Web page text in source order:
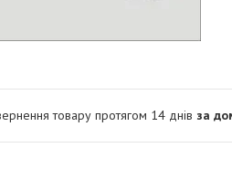
товару протягом 14 днів за